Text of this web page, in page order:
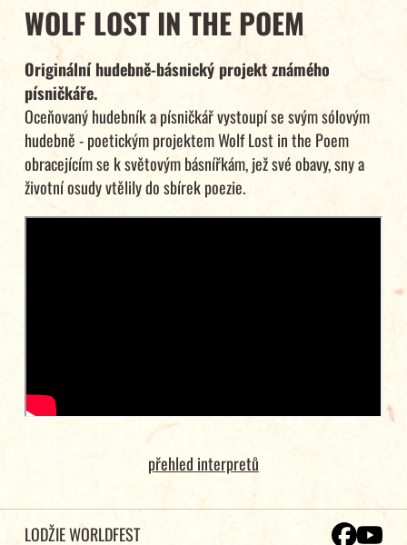
WOLF LOST IN THE POEM
Originální hudebně-básnický projekt známého
písničkáře.
Oceňovaný hudebník a písničkář vystoupí se svým sólovým
hudebně - poetickým projektem Wolf Lost in the Poem
obracejícím se k světovým básnířkám, jež své obavy, sny a
životní osudy vtělily do sbírek poezie.
přehled interpretů
LODŽIE WORLDFEST